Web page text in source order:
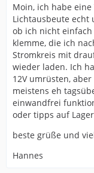
Moin, ich habe
Lichtausbeute
ob ich nicht
klemme, die ich
Stromkreis mit
wieder laden. Ich
12V umrüsten,
meistens eh
einwandfrei
oder tipps auf
beste grüße und
Hannes